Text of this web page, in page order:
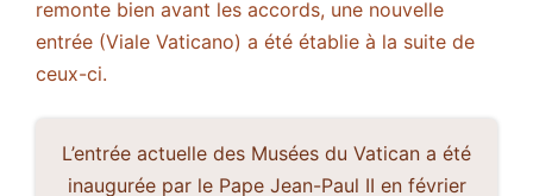
remonte bien avant les accords, une nouvelle
entrée (Viale Vaticano) a été établie à la suite de
ceux-ci.
L’entrée actuelle des Musées du Vatican a été
inaugurée par le Pape Jean-Paul II en février